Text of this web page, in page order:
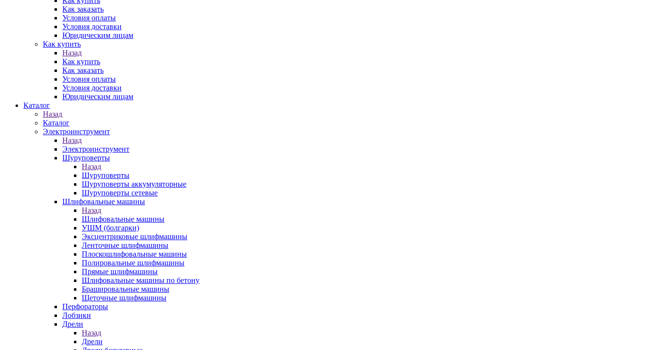
Как заказать
Условия оплаты
Условия доставки
Юридическим лицам
Как купить
Назад
Как купить
Как заказать
Условия оплаты
Условия доставки
Юридическим лицам
Каталог
Назад
Каталог
Электроинструмент
Назад
Электроинструмент
Шуруповерты
Назад
Шуруповерты
Шуруповерты аккумуляторные
Шуруповерты сетевые
Шлифовальные машины
Назад
Шлифовальные машины
УШМ (болгарки)
Эксцентриковые шлифмашины
Ленточные шлифмашины
Плоскошлифовальные машины
Полировальные шлифмашины
Прямые шлифмашины
Шлифовальные машины по бетону
Брашировальные машины
Щеточные шлифмашины
Перфораторы
Лобзики
Дрели
Назад
Дрели